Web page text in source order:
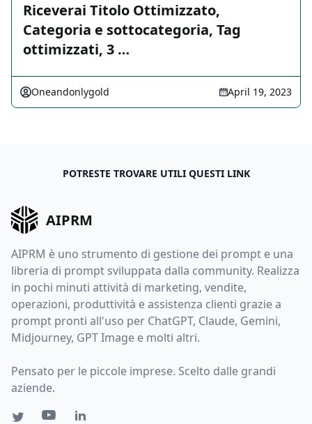
Riceverai Titolo Ottimizzato,
Categoria e sottocategoria, Tag
ottimizzati, 3 …
Oneandonlygold April 19, 2023
POTRESTE TROVARE UTILI QUESTI LINK
AIPRM
AIPRM è uno strumento di gestione dei prompt e una
libreria di prompt sviluppata dalla community. Realizza
in pochi minuti attività di marketing, vendite,
operazioni, produttività e assistenza clienti grazie a
prompt pronti all'uso per ChatGPT, Claude, Gemini,
Midjourney, GPT Image e molti altri.
Pensato per le piccole imprese. Scelto dalle grandi
aziende.